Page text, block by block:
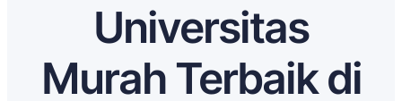
Universitas
Murah Terbaik di